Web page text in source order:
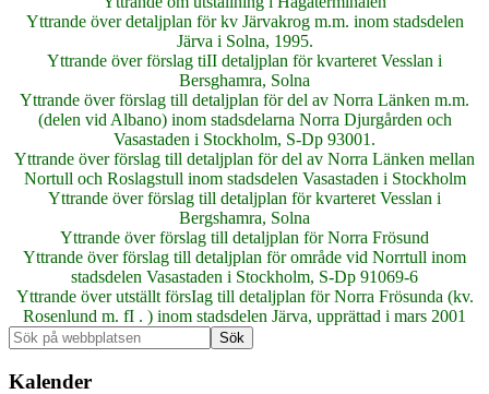
Yttrande över detaljplan för kv Järvakrog m.m. inom stadsdelen
Järva i Solna, 1995.
Yttrande över förslag tiII detaljplan för kvarteret Vesslan i
Bersghamra, Solna
Yttrande över förslag till detaljplan för del av Norra Länken m.m.
(delen vid Albano) inom stadsdelarna Norra Djurgården och
Vasastaden i Stockholm, S-Dp 93001.
Yttrande över förslag till detaljplan för del av Norra Länken mellan
Nortull och Roslagstull inom stadsdelen Vasastaden i Stockholm
Yttrande över förslag till detaljplan för kvarteret Vesslan i
Bergshamra, Solna
Yttrande över förslag till detaljplan för Norra Frösund
Yttrande över förslag till detaljplan för område vid Norrtull inom
stadsdelen Vasastaden i Stockholm, S-Dp 91069-6
Yttrande över utställt försIag till detaljplan för Norra Frösunda (kv.
Rosenlund m. fI . ) inom stadsdelen Järva, upprättad i mars 2001
Primärt
sidofält
Sök
på
webbplatsen
Kalender